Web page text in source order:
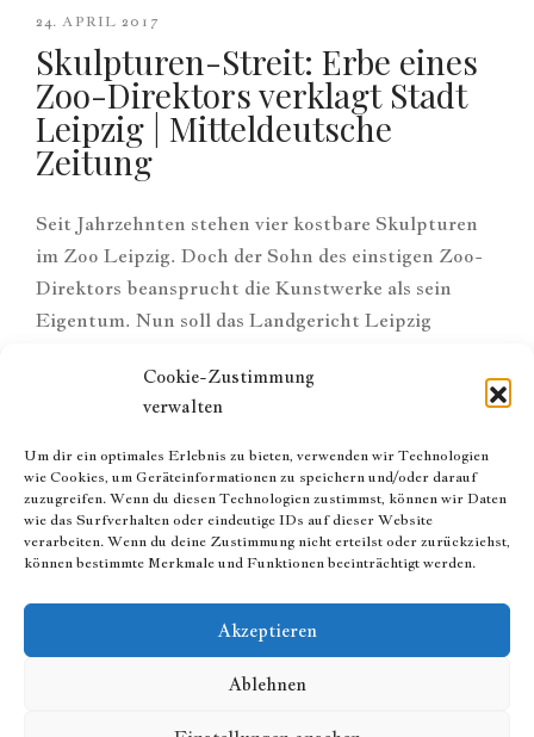
Cookie-Zustimmung
verwalten
Um dir ein optimales Erlebnis zu bieten, verwenden wir Technologien
wie Cookies, um Geräteinformationen zu speichern und/oder darauf
zuzugreifen. Wenn du diesen Technologien zustimmst, können wir Daten
wie das Surfverhalten oder eindeutige IDs auf dieser Website
verarbeiten. Wenn du deine Zustimmung nicht erteilst oder zurückziehst,
können bestimmte Merkmale und Funktionen beeinträchtigt werden.
Akzeptieren
Ablehnen
24. APRIL 2017
Skulpturen-Streit: Erbe eines
Zoo-Direktors verklagt Stadt
Leipzig | Mitteldeutsche
Zeitung
Seit Jahrzehnten stehen vier kostbare Skulpturen
im Zoo Leipzig. Doch der Sohn des einstigen Zoo-
Direktors beansprucht die Kunstwerke als sein
Eigentum. Nun soll das Landgericht Leipzig
Hartung vertreten. Quelle: Skulpturen-Streit:
Erbe eines Zoo-Direktors verklagt Stadt Leipzig |
Mitteldeutsche Zeitung
Read More